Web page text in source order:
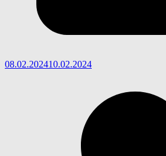
08.02.202410.02.2024